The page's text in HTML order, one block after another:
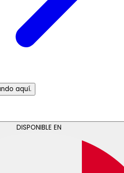
aquí.
DISPONIBLE EN